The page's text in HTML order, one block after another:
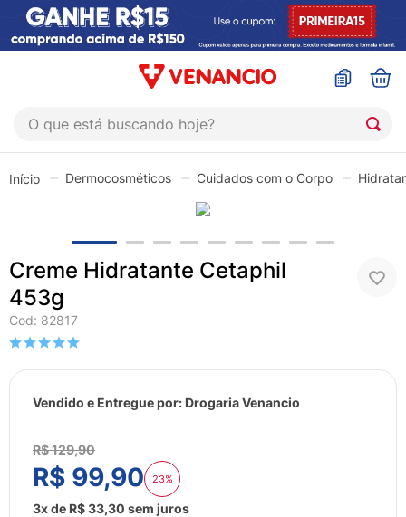
O que está buscando hoje?
Dermocosméticos Cuidados com o Corpo
Creme Hidratante Cetaphil
453g
Cod: 82817
Vendido e Entregue por: Drogaria Venancio
R$129,90
R$ 99,90 23%
3x de R$33,30 sem juros
1º
sinustrat
4 º
shampoo
8º
esmalte
10º desodorante